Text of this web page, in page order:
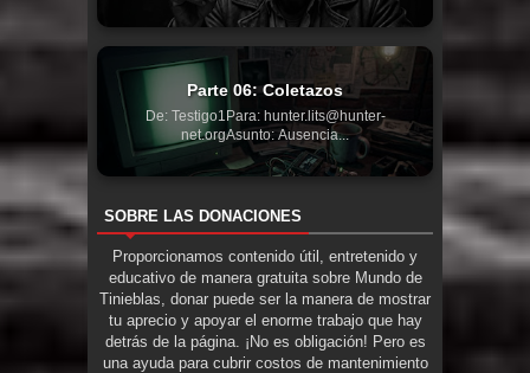
Parte 06: Coletazos
De: Testigo1Para: hunter.lits@hunter-
net.orgAsunto: Ausencia...
SOBRE LAS DONACIONES
Proporcionamos contenido útil, entretenido y
educativo de manera gratuita sobre Mundo de
Tinieblas, donar puede ser la manera de mostrar
tu aprecio y apoyar el enorme trabajo que hay
detrás de la página. ¡No es obligación! Pero es
una ayuda para cubrir costos de mantenimiento